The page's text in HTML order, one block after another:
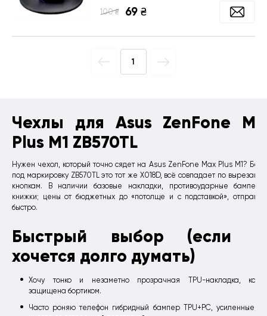
Чехлы для Asus ZenFone
Plus M1 ZB570TL
Нужен чехол, который точно сядет на Asus ZenFone Max Plus M1?
под маркировку ZB570TL это тот же X018D, всё совпадает по вырезам и
кнопкам. В наличии базовые накладки, противоударные
книжки; цены от бюджетных до «потолще и с подставкой»,
быстро.
Быстрый выбор (если
хочется долго думать)
Хочу тонко и незаметно прозрачная TPU-накладка,
защищена бортиком.
Часто роняю телефон гибридный бампер TPU+PC, усиленные
100 ₴ 69 ₴
1